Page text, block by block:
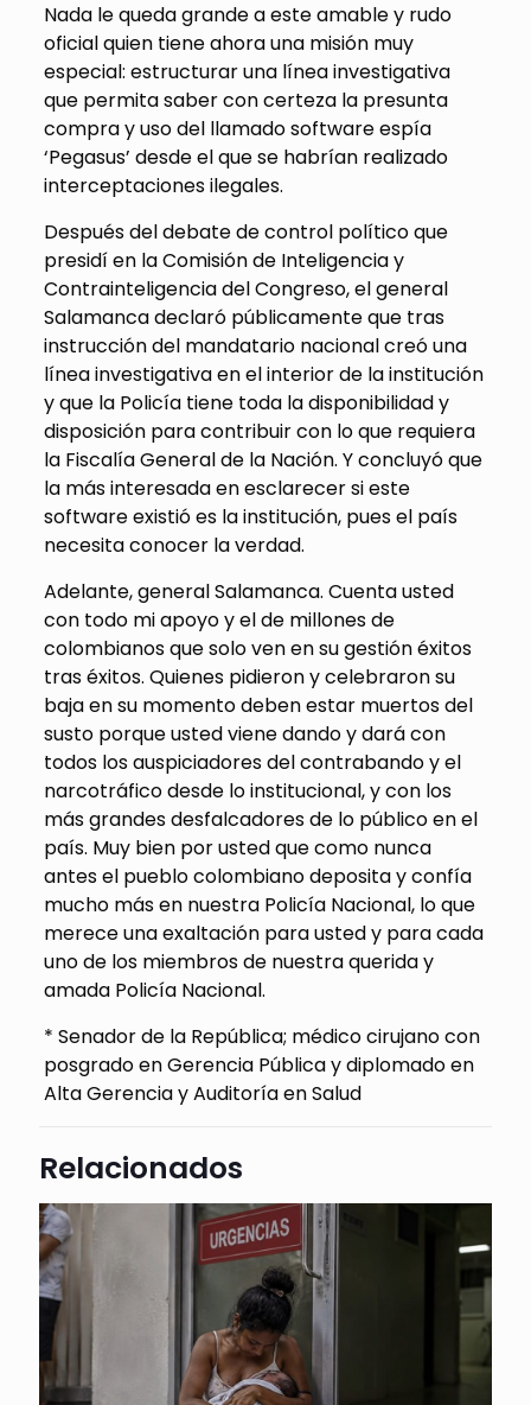
Nada le queda grande a este amable y rudo
oficial quien tiene ahora una misión muy
especial: estructurar una línea investigativa
que permita saber con certeza la presunta
compra y uso del llamado software espía
‘Pegasus’ desde el que se habrían realizado
interceptaciones ilegales.
Después del debate de control político que
presidí en la Comisión de Inteligencia y
Contrainteligencia del Congreso, el general
Salamanca declaró públicamente que tras
instrucción del mandatario nacional creó una
línea investigativa en el interior de la institución
y que la Policía tiene toda la disponibilidad y
disposición para contribuir con lo que requiera
la Fiscalía General de la Nación. Y concluyó que
la más interesada en esclarecer si este
software existió es la institución, pues el país
necesita conocer la verdad.
Adelante, general Salamanca. Cuenta usted
con todo mi apoyo y el de millones de
colombianos que solo ven en su gestión éxitos
tras éxitos. Quienes pidieron y celebraron su
baja en su momento deben estar muertos del
susto porque usted viene dando y dará con
todos los auspiciadores del contrabando y el
narcotráfico desde lo institucional, y con los
más grandes desfalcadores de lo público en el
país. Muy bien por usted que como nunca
antes el pueblo colombiano deposita y confía
mucho más en nuestra Policía Nacional, lo que
merece una exaltación para usted y para cada
uno de los miembros de nuestra querida y
amada Policía Nacional.
* Senador de la República; médico cirujano con
posgrado en Gerencia Pública y diplomado en
Alta Gerencia y Auditoría en Salud
Relacionados